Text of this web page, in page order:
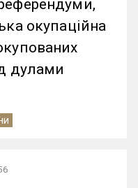
окупаційна
дулами